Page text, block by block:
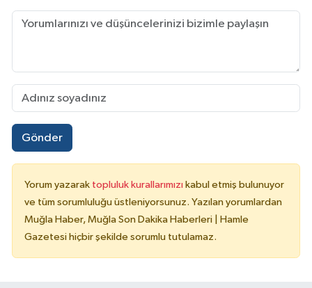
Gönder
Yorum yazarak topluluk kurallarımızı kabul etmiş bulunuyor
ve tüm sorumluluğu üstleniyorsunuz. Yazılan yorumlardan
Muğla Haber, Muğla Son Dakika Haberleri | Hamle
Gazetesi hiçbir şekilde sorumlu tutulamaz.